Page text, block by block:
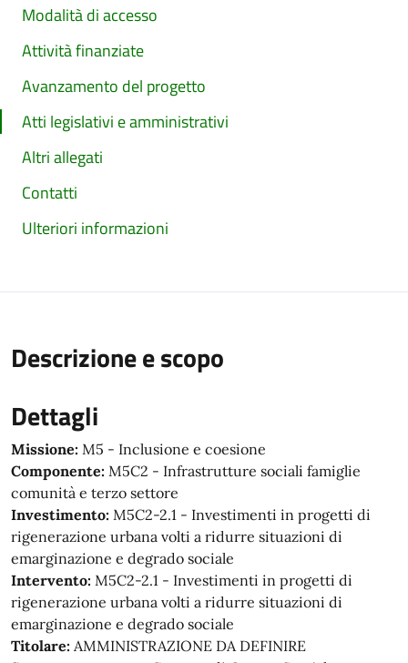
Modalità di accesso
Attività finanziate
Avanzamento del progetto
Atti legislativi e amministrativi
Altri allegati
Contatti
Ulteriori informazioni
Descrizione e scopo
Dettagli
Missione: M5 - Inclusione e coesione
Componente: M5C2 - Infrastrutture sociali famiglie
comunità e terzo settore
Investimento: M5C2-2.1 - Investimenti in progetti di
rigenerazione urbana volti a ridurre situazioni di
emarginazione e degrado sociale
Intervento: M5C2-2.1 - Investimenti in progetti di
rigenerazione urbana volti a ridurre situazioni di
emarginazione e degrado sociale
Titolare: AMMINISTRAZIONE DA DEFINIRE